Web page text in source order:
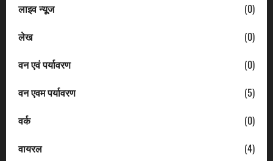
लाइव न्यूज
(0)
लेख
(0)
वन एवं पर्यावरण
(0)
वन एवम पर्यावरण
(5)
वर्क
(0)
वायरल
(4)